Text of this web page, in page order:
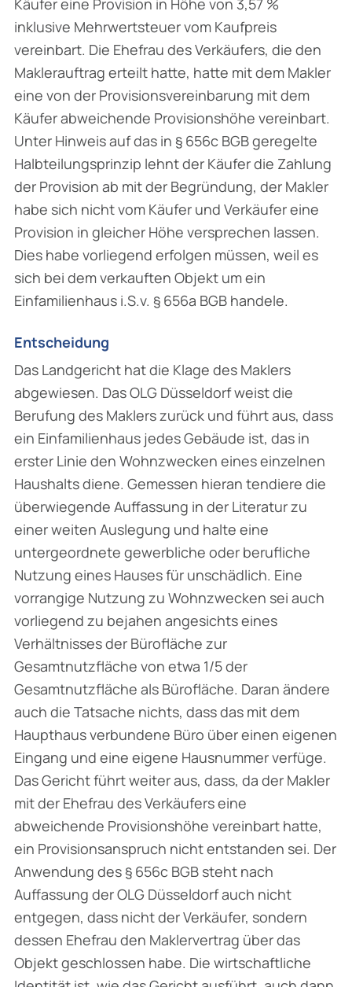
Käufer eine Provision in Höhe von 3,57 %
inklusive Mehrwertsteuer vom Kaufpreis
vereinbart. Die Ehefrau des Verkäufers, die den
Maklerauftrag erteilt hatte, hatte mit dem Makler
eine von der Provisionsvereinbarung mit dem
Käufer abweichende Provisionshöhe vereinbart.
Unter Hinweis auf das in § 656c BGB geregelte
Halbteilungsprinzip lehnt der Käufer die Zahlung
der Provision ab mit der Begründung, der Makler
habe sich nicht vom Käufer und Verkäufer eine
Provision in gleicher Höhe versprechen lassen.
Dies habe vorliegend erfolgen müssen, weil es
sich bei dem verkauften Objekt um ein
Einfamilienhaus i.S.v. § 656a BGB handele.
Entscheidung
Das Landgericht hat die Klage des Maklers
abgewiesen. Das OLG Düsseldorf weist die
Berufung des Maklers zurück und führt aus, dass
ein Einfamilienhaus jedes Gebäude ist, das in
erster Linie den Wohnzwecken eines einzelnen
Haushalts diene. Gemessen hieran tendiere die
überwiegende Auffassung in der Literatur zu
einer weiten Auslegung und halte eine
untergeordnete gewerbliche oder berufliche
Nutzung eines Hauses für unschädlich. Eine
vorrangige Nutzung zu Wohnzwecken sei auch
vorliegend zu bejahen angesichts eines
Verhältnisses der Bürofläche zur
Gesamtnutzfläche von etwa 1/5 der
Gesamtnutzfläche als Bürofläche. Daran ändere
auch die Tatsache nichts, dass das mit dem
Haupthaus verbundene Büro über einen eigenen
Eingang und eine eigene Hausnummer verfüge.
Das Gericht führt weiter aus, dass, da der Makler
mit der Ehefrau des Verkäufers eine
abweichende Provisionshöhe vereinbart hatte,
ein Provisionsanspruch nicht entstanden sei. Der
Anwendung des § 656c BGB steht nach
Auffassung der OLG Düsseldorf auch nicht
entgegen, dass nicht der Verkäufer, sondern
dessen Ehefrau den Maklervertrag über das
Objekt geschlossen habe. Die wirtschaftliche